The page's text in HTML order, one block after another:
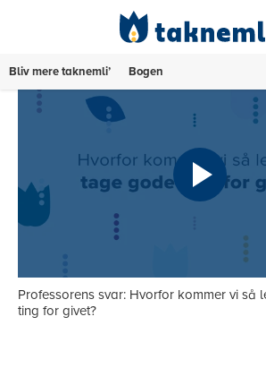
Bliv mere taknemli’ Bogen
Professorens svar: Hvorfor kommer vi så
ting for givet?